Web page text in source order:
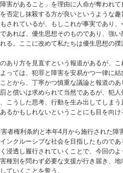
害があること」を理由に人命が奪われて
否定し抹殺する方が良いというような趣
されているが、もしこれが事実であり、
あれば、優生思想そのものであり、強い
る。ここに改めて私たちは優生思想の撲
あり方を見直すという報道があるが、こ
っては、犯罪と障害を安易かつ一律に結
とから、丁寧かつ慎重な議論と報道のあ
と償いは求められて当然であるが、犯人
こうした思考、行動を生み出してしまう
るかもしれないということにも目を向け
者権利条約と本年4月から施行された障
ンクルーシブな社会を目指したものであ
浸透し履行されていくことで、今回のよ
種別を問わず必要な支援が行き届き、地
ていくことを誓う。